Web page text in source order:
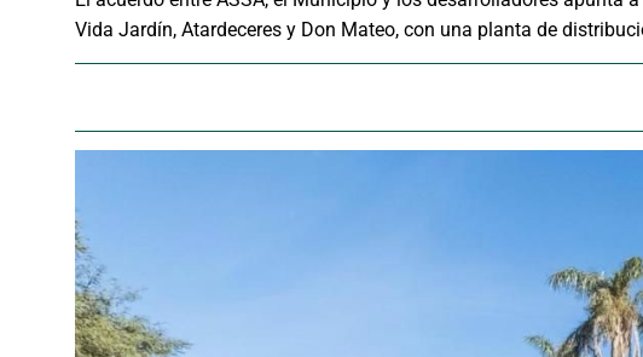
Vida Jardín, Atardeceres y Don Mateo, con una planta de